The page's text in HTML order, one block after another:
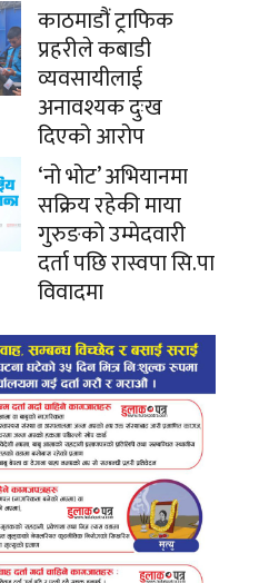
काठमाडौं ट्राफिक
प्रहरीले कबाडी
व्यवसायीलाई
अनावश्यक दुःख
दिएको आरोप
‘नो भोट’ अभियानमा
सक्रिय रहेकी माया
गुरुङको उम्मेदवारी
दर्ता पछि रास्वपा सि.पा
विवादमा